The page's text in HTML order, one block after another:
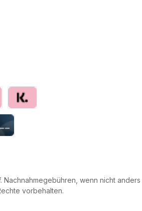
Klarna Ratenzahlung
Nachnahmegebühren, wenn nicht
vorbehalten.